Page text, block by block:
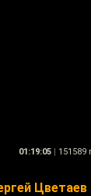
01:19:05 |
Цветаев